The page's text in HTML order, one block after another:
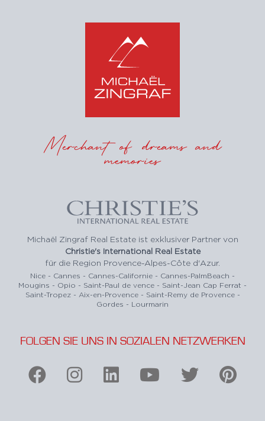
Merchant of dreams and
memories
Michaël Zingraf Real Estate ist exklusiver Partner von
Christie's International Real Estate
für die Region Provence-Alpes-Côte d'Azur.
Nice - Cannes - Cannes-Californie - Cannes-PalmBeach -
Mougins - Opio - Saint-Paul de vence - Saint-Jean Cap Ferrat -
Saint-Tropez - Aix-en-Provence - Saint-Remy de Provence -
Gordes - Lourmarin
FOLGEN SIE UNS IN SOZIALEN NETZWERKEN